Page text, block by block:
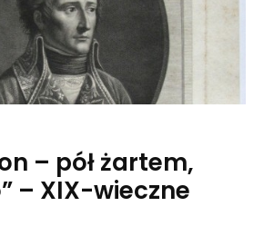
– pół żartem,
– XIX-wieczne